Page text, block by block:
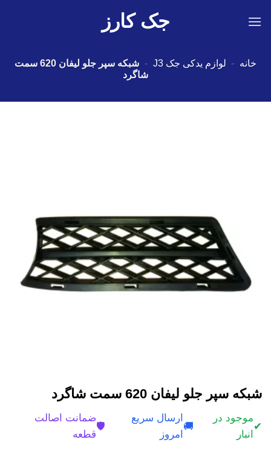
جک کارز
خانه - لوازم یدکی جک J3 -
شبکه سپر جلو لیفان 620 سمت
شاگرد
شبکه سپر جلو لیفان 620 سمت شاگرد
✔
موجود در
انبار
🚚
ارسال سریع
امروز
🛡️
ضمانت اصالت
قطعه